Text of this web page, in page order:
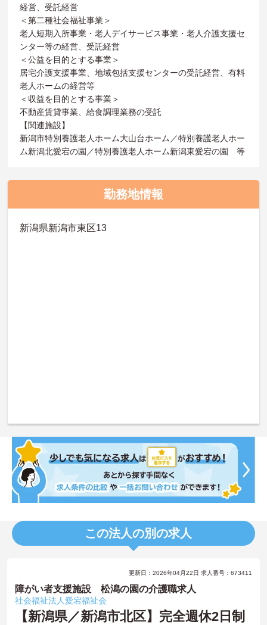
経営、受託経営
＜第二種社会福祉事業＞
老人短期入所事業・老人デイサービス事業・老人介護支援セ
ンター等の経営、受託経営
＜公益を目的とする事業＞
居宅介護支援事業、地域包括支援センターの受託経営、有料
老人ホームの経営等
＜収益を目的とする事業＞
不動産賃貸事業、給食調理業務の受託
【関連施設】
新潟市特別養護老人ホーム大山台ホーム／特別養護老人ホー
ム新潟北愛宕の園／特別養護老人ホーム新潟東愛宕の園 等
勤務地情報
新潟県新潟市東区13
この法人の別の求人
更新日：2026年04月22日 求人番号：673411
障がい者支援施設 松潟の園の介護職求人
社会福祉法人愛宕福祉会
【新潟県／新潟市北区】完全週休2日制